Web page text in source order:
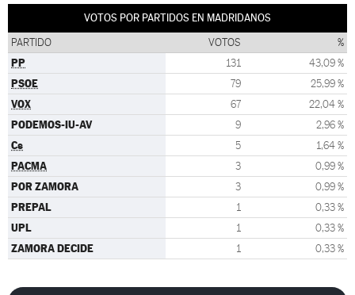
VOTOS POR PARTIDOS EN MADRIDANOS
PARTIDO VOTOS %
PP 131 43,09 %
PSOE 79 25,99 %
VOX 67 22,04 %
PODEMOS-IU-AV 9 2,96 %
Cs 5 1,64 %
PACMA 3 0,99 %
POR ZAMORA 3 0,99 %
PREPAL 1 0,33 %
UPL 1 0,33 %
ZAMORA DECIDE 1 0,33 %